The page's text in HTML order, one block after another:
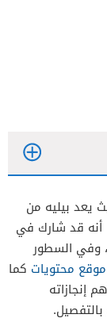
يعد بيليه من
أنه قد شارك في
وفي السطور
موقع محتويات كما
إنجازاته